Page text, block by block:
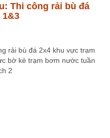
Thi công rải bù đá
rải bù đá 2x4 khu vực trạm
bờ kè trạm bơm nước tuần
2